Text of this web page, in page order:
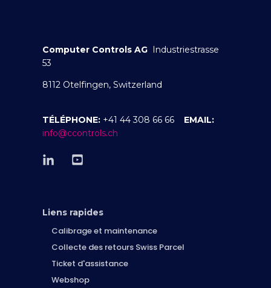
Computer Controls AG Industriestrasse
53
8112 Otelfingen, Switzerland
TÉLÉPHONE: +41 44 308 66 66 EMAIL:
info@ccontrols.ch
Liens rapides
Calibrage et maintenance
Collecte des retours Swiss Parcel
Ticket d'assistance
Webshop